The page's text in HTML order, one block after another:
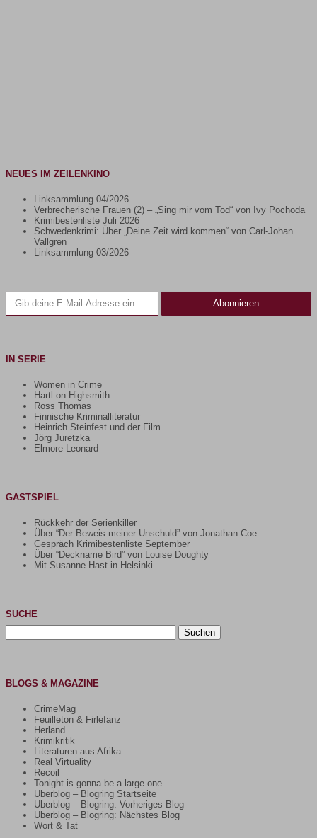
NEUES IM ZEILENKINO
Linksammlung 04/2026
Verbrecherische Frauen (2) – „Sing mir vom Tod“ von Ivy Pochoda
Krimibestenliste Juli 2026
Schwedenkrimi: Über „Deine Zeit wird kommen“ von Carl-Johan
Vallgren
Linksammlung 03/2026
Gib deine E-Mail-Adresse ein ...
Abonnieren
IN SERIE
Women in Crime
Hartl on Highsmith
Ross Thomas
Finnische Kriminalliteratur
Heinrich Steinfest und der Film
Jörg Juretzka
Elmore Leonard
GASTSPIEL
Rückkehr der Serienkiller
Über “Der Beweis meiner Unschuld” von Jonathan Coe
Gespräch Krimibestenliste September
Über “Deckname Bird” von Louise Doughty
Mit Susanne Hast in Helsinki
SUCHE
Suchen
nach:
BLOGS & MAGAZINE
CrimeMag
Feuilleton & Firlefanz
Herland
Krimikritik
Literaturen aus Afrika
Real Virtuality
Recoil
Tonight is gonna be a large one
Uberblog – Blogring Startseite
Uberblog – Blogring: Vorheriges Blog
Uberblog – Blogring: Nächstes Blog
Wort & Tat